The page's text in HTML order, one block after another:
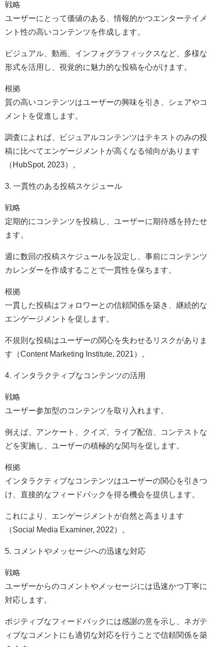
戦略
ユーザーにとって価値のある、情報的かつエンターテイメ
ント性の高いコンテンツを作成します。
ビジュアル、動画、インフォグラフィックスなど、多様な
形式を活用し、視覚的に魅力的な投稿を心がけます。
根拠
質の高いコンテンツはユーザーの興味を引き、シェアやコ
メントを促進します。
調査によれば、ビジュアルコンテンツはテキストのみの投
稿に比べてエンゲージメントが高くなる傾向があります
（HubSpot, 2023）。
3. 一貫性のある投稿スケジュール
戦略
定期的にコンテンツを投稿し、ユーザーに期待感を持たせ
ます。
週に数回の投稿スケジュールを設定し、事前にコンテンツ
カレンダーを作成することで一貫性を保ちます。
根拠
一貫した投稿はフォロワーとの信頼関係を築き、継続的な
エンゲージメントを促します。
不規則な投稿はユーザーの関心を失わせるリスクがありま
す（Content Marketing Institute, 2021）。
4. インタラクティブなコンテンツの活用
戦略
ユーザー参加型のコンテンツを取り入れます。
例えば、アンケート、クイズ、ライブ配信、コンテストな
どを実施し、ユーザーの積極的な関与を促します。
根拠
インタラクティブなコンテンツはユーザーの関心を引きつ
け、直接的なフィードバックを得る機会を提供します。
これにより、エンゲージメントが自然と高まります
（Social Media Examiner, 2022）。
5. コメントやメッセージへの迅速な対応
戦略
ユーザーからのコメントやメッセージには迅速かつ丁寧に
対応します。
ポジティブなフィードバックには感謝の意を示し、ネガテ
ィブなコメントにも適切な対応を行うことで信頼関係を築